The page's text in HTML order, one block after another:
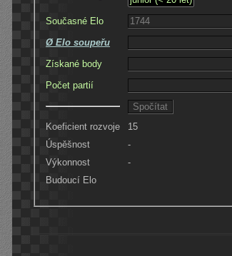
Současné Elo
Ø Elo soupeřu
Získané body
Počet partií
Koeficient rozvoje
15
Úspěšnost
-
Výkonnost
-
Budoucí Elo